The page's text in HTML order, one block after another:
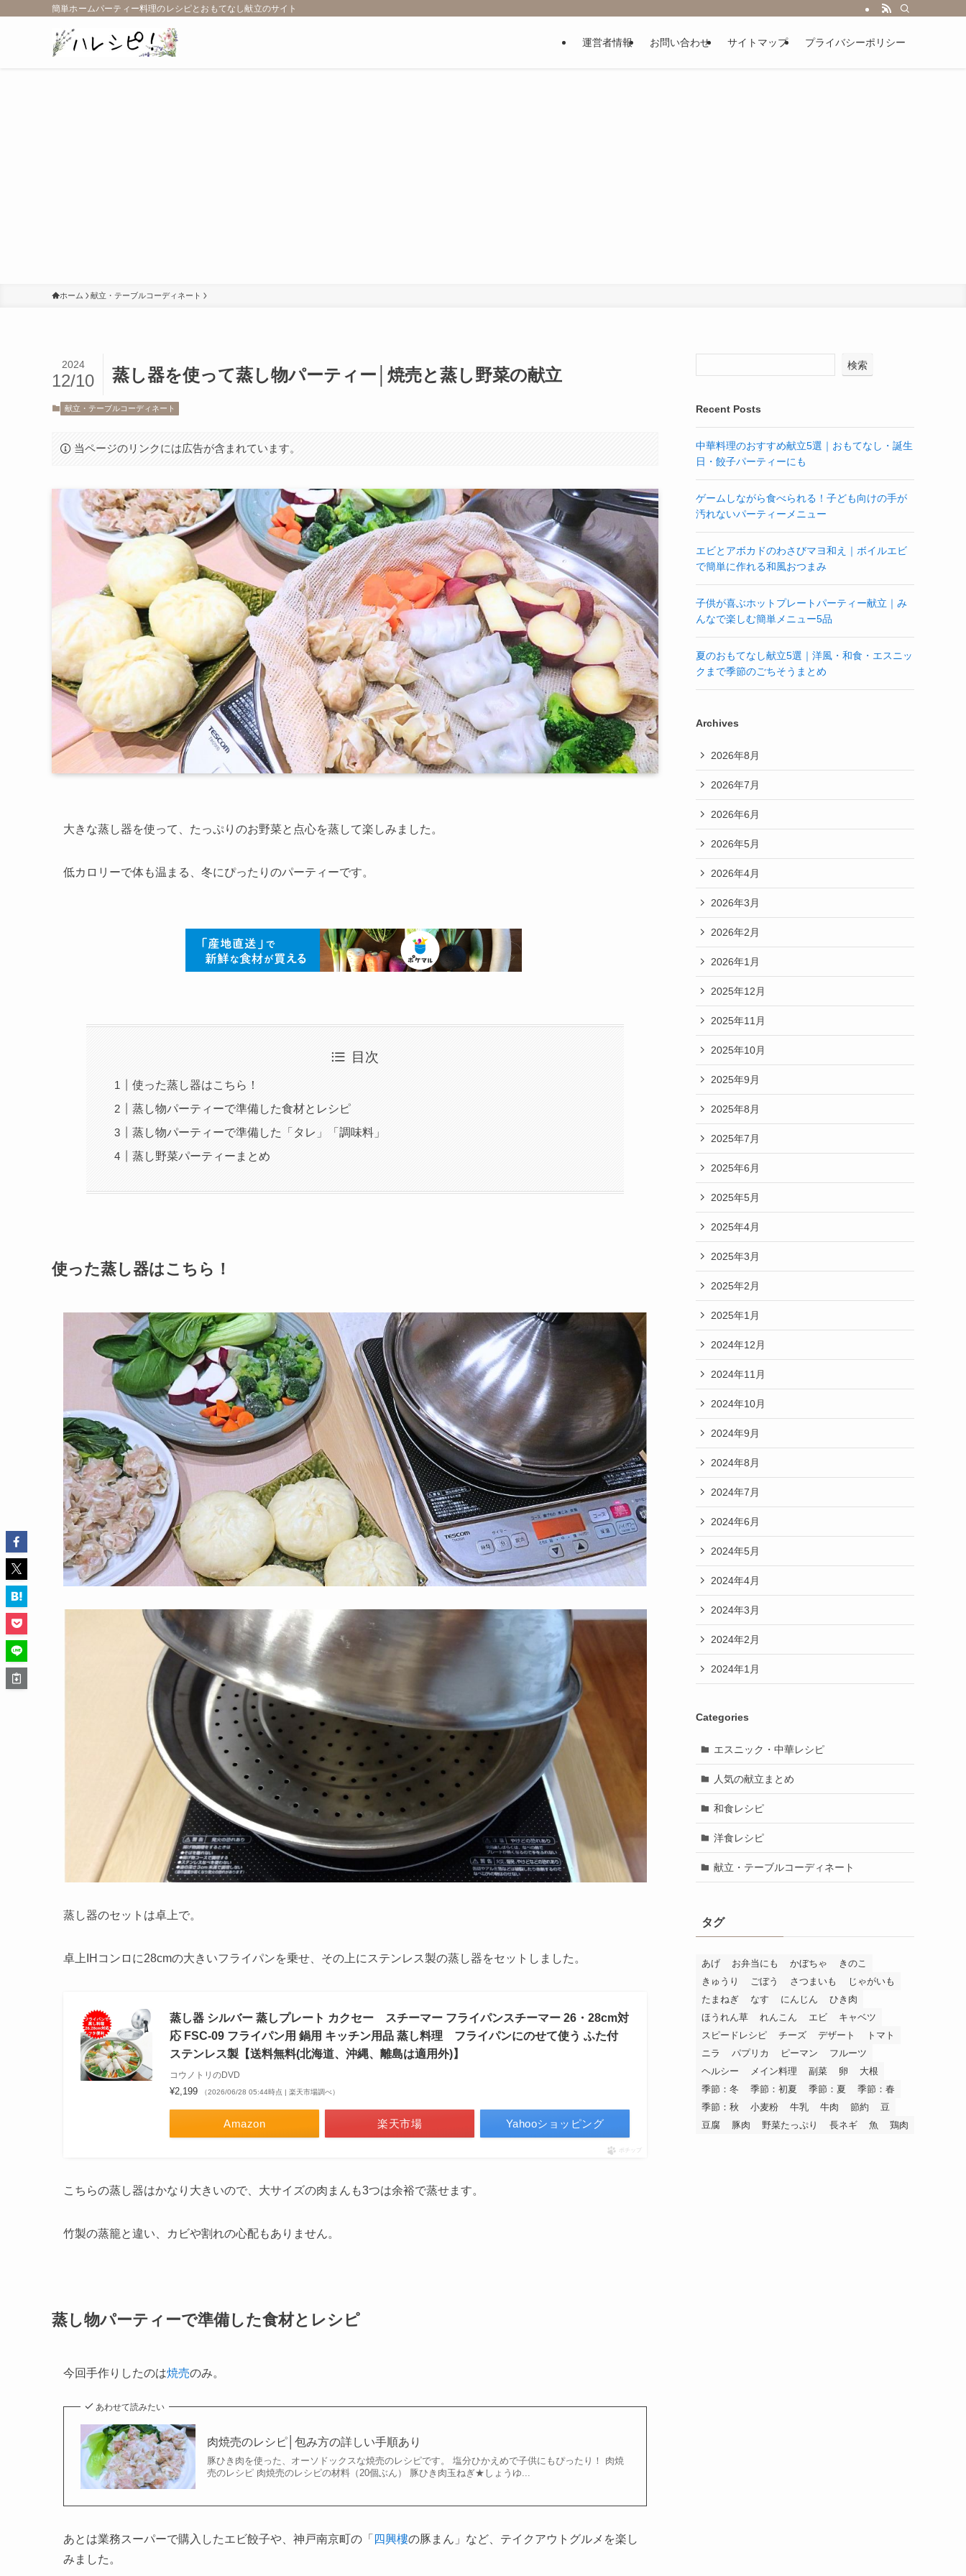
簡単ホームパーティー料理のレシピとおもてなし献立のサイト
運営者情報 お問い合わせ サイトマップ プライバシーポリシー
ホーム 献立・テーブルコーディネート
蒸し器を使って蒸し物パーティー│焼売と蒸し野菜の献立
2024
12/10
献立・テーブルコーディネート
当ページのリンクには広告が含まれています。
大きな蒸し器を使って、たっぷりのお野菜と点心を蒸して楽しみました。
低カロリーで体も温まる、冬にぴったりのパーティーです。
目次
使った蒸し器はこちら！
蒸し物パーティーで準備した食材とレシピ
蒸し物パーティーで準備した「タレ」「調味料」
蒸し野菜パーティーまとめ
使った蒸し器はこちら！
蒸し器のセットは卓上で。
卓上IHコンロに28cmの大きいフライパンを乗せ、その上にステンレス製の蒸し器をセットしました。
蒸し器 シルバー 蒸しプレート カクセー スチーマー フライパンスチーマー 26・28cm対
応 FSC-09 フライパン用 鍋用 キッチン用品 蒸し料理 フライパンにのせて使う ふた付
ステンレス製【送料無料(北海道、沖縄、離島は適用外)】
コウノトリのDVD
¥2,199 （2026/06/28 05:44時点 | 楽天市場調べ）
Amazon 楽天市場 Yahooショッピング
ポチップ
こちらの蒸し器はかなり大きいので、大サイズの肉まんも3つは余裕で蒸せます。
竹製の蒸籠と違い、カビや割れの心配もありません。
蒸し物パーティーで準備した食材とレシピ
今回手作りしたのは焼売のみ。
あわせて読みたい
肉焼売のレシピ│包み方の詳しい手順あり
豚ひき肉を使った、オーソドックスな焼売のレシピです。 塩分ひかえめで子供にもぴったり！ 肉焼
売のレシピ 肉焼売のレシピの材料（20個ぶん） 豚ひき肉玉ねぎ★しょうゆ...
あとは業務スーパーで購入したエビ餃子や、神戸南京町の「 四興樓の豚まん」など、テイクアウトグルメを楽し
みました。
検索
Recent Posts
中華料理のおすすめ献立5選｜おもてなし・誕生
日・餃子パーティーにも
ゲームしながら食べられる！子ども向けの手が
汚れないパーティーメニュー
エビとアボカドのわさびマヨ和え｜ボイルエビ
で簡単に作れる和風おつまみ
子供が喜ぶホットプレートパーティー献立｜み
んなで楽しむ簡単メニュー5品
夏のおもてなし献立5選｜洋風・和食・エスニッ
クまで季節のごちそうまとめ
Archives
2026年8月
2026年7月
2026年6月
2026年5月
2026年4月
2026年3月
2026年2月
2026年1月
2025年12月
2025年11月
2025年10月
2025年9月
2025年8月
2025年7月
2025年6月
2025年5月
2025年4月
2025年3月
2025年2月
2025年1月
2024年12月
2024年11月
2024年10月
2024年9月
2024年8月
2024年7月
2024年6月
2024年5月
2024年4月
2024年3月
2024年2月
2024年1月
Categories
エスニック・中華レシピ
人気の献立まとめ
和食レシピ
洋食レシピ
献立・テーブルコーディネート
タグ
あげ お弁当にも かぼちゃ
きのこ
きゅうり
ごぼう さつまいも
じゃがいも
たまねぎ
なす にんじん
ひき肉
ほうれん草
れんこん エビ
キャベツ
スピードレシピ
チーズ デザート
トマト
ニラ
パプリカ ピーマン
フルーツ
ヘルシー
メイン料理 副菜 卵
大根
季節：冬
季節：初夏 季節：夏
季節：春
季節：秋
小麦粉 牛乳 牛肉 節約
豆
豆腐
豚肉 野菜たっぷり 長ネギ 魚 鶏肉